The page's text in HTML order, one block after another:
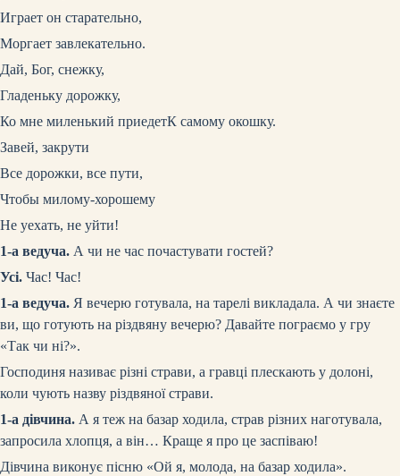
Играет он старательно,
Моргает завлекательно.
Дай, Бог, снежку,
Гладеньку дорожку,
Ко мне миленький приедетК самому окошку.
Завей, закрути
Все дорожки, все пути,
Чтобы милому-хорошему
Не уехать, не уйти!
1-а ведуча. А чи не час почастувати гостей?
Усі. Час! Час!
1-а ведуча. Я вечерю готувала, на тарелі викладала. А чи знаєте
ви, що готують на різдвяну вечерю? Давайте пограємо у гру
«Так чи ні?».
Господиня називає різні страви, а гравці плескають у долоні,
коли чують назву різдвяної страви.
1-а дівчина. А я теж на базар ходила, страв різних наготувала,
запросила хлопця, а він… Краще я про це заспіваю!
Дівчина виконує пісню «Ой я, молода, на базар ходила».